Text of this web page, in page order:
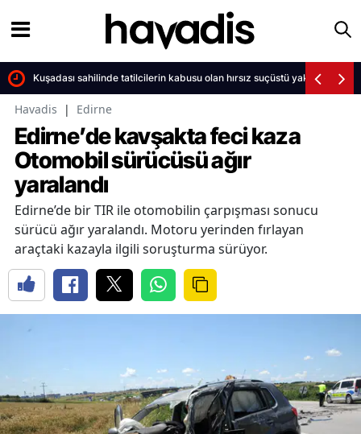
Kuşadası sahilinde tatilcilerin kabusu olan hırsız suçüstü yakalandı
Havadis | Edirne
Edirne’de kavşakta feci kaza
Otomobil sürücüsü ağır
yaralandı
Edirne’de bir TIR ile otomobilin çarpışması sonucu
sürücü ağır yaralandı. Motoru yerinden fırlayan
araçtaki kazayla ilgili soruşturma sürüyor.